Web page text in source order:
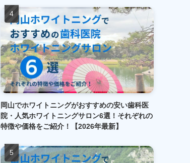
岡山でホワイトニングがおすすめの安い歯科医
院・人気ホワイトニングサロン6選！それぞれの
特徴や価格をご紹介！【2026年最新】